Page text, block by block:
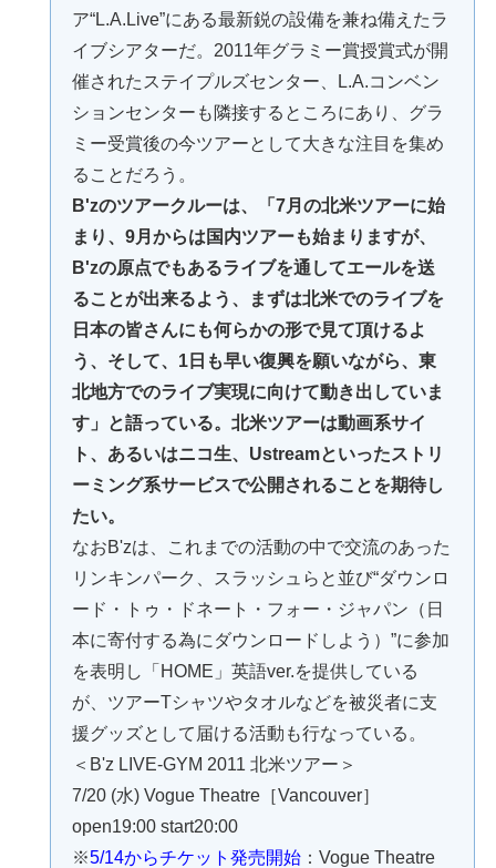
ア“L.A.Live”にある最新鋭の設備を兼ね備えたラ
イブシアターだ。2011年グラミー賞授賞式が開
催されたステイプルズセンター、L.A.コンベン
ションセンターも隣接するところにあり、グラ
ミー受賞後の今ツアーとして大きな注目を集め
ることだろう。
B'zのツアークルーは、「7月の北米ツアーに始
まり、9月からは国内ツアーも始まりますが、
B'zの原点でもあるライブを通してエールを送
ることが出来るよう、まずは北米でのライブを
日本の皆さんにも何らかの形で見て頂けるよ
う、そして、1日も早い復興を願いながら、東
北地方でのライブ実現に向けて動き出していま
す」と語っている。北米ツアーは動画系サイ
ト、あるいはニコ生、Ustreamといったストリ
ーミング系サービスで公開されることを期待し
たい。
なおB'zは、これまでの活動の中で交流のあった
リンキンパーク、スラッシュらと並び“ダウンロ
ード・トゥ・ドネート・フォー・ジャパン（日
本に寄付する為にダウンロードしよう）”に参加
を表明し「HOME」英語ver.を提供している
が、ツアーTシャツやタオルなどを被災者に支
援グッズとして届ける活動も行なっている。
＜B'z LIVE-GYM 2011 北米ツアー＞
7/20 (水) Vogue Theatre［Vancouver］
open19:00 start20:00
※5/14からチケット発売開始 ：Vogue Theatre